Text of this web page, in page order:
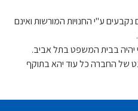
נקבעים ע"י החנויות המורשות ואינם
של החברה כל עוד יהא בתוקף